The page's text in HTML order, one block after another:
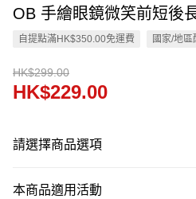
OB 手繪眼鏡微笑前短後
自提點滿HK$350.00免運費 國家/地區
HK$299.00
HK$229.00
請選擇商品選項
本商品適用活動